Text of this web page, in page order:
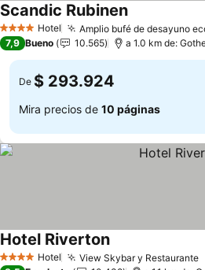
4 EstrellasHotel Amplio bufé de desayuno
Scandic RubinenVer precios
7,9 Bueno 10.565 a 1.0 km de:
De $ 293.924
Mira precios de 10 páginas
4 EstrellasHotel View Skybar y Restaurante
Hotel RivertonVer precios